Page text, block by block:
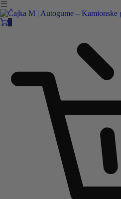
Čajka M Čačak
+381 32 5461 011
KAKO DO NAS
0